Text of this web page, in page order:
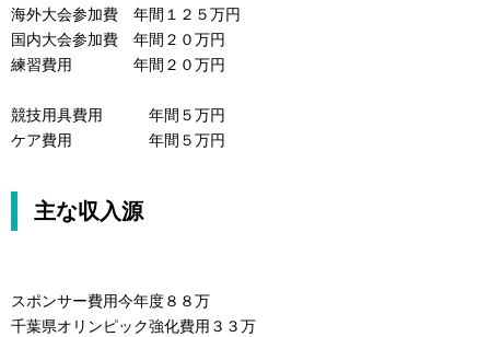
海外大会参加費 年間１２５万円
国内大会参加費 年間２０万円
練習費用 年間２０万円
競技用具費用 年間５万円
ケア費用 年間５万円
主な収入源
スポンサー費用今年度８８万
千葉県オリンピック強化費用３３万